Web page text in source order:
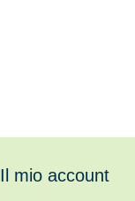
Il mio account